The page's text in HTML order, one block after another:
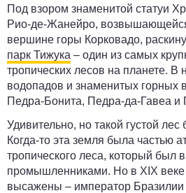
Под взором знаменитой статуи
Рио-де-Жанейро,
вершине горы Корковадо,
парк Тижука – один из самых
тропических лесов на планете. В
водопадов и знаменитых горных
Педра-Бонита, Педра-да-Гавеа и
Удивительно, но такой густой
Когда-то эта земля была частью
тропического леса, который был
промышленниками. Но в XIX
высажены – император